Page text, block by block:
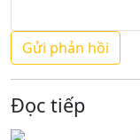
Đọc tiếp